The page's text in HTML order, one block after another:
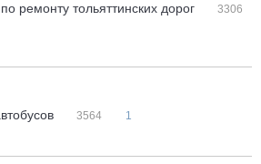
ремонту тольяттинских дорог
3306
3564 1